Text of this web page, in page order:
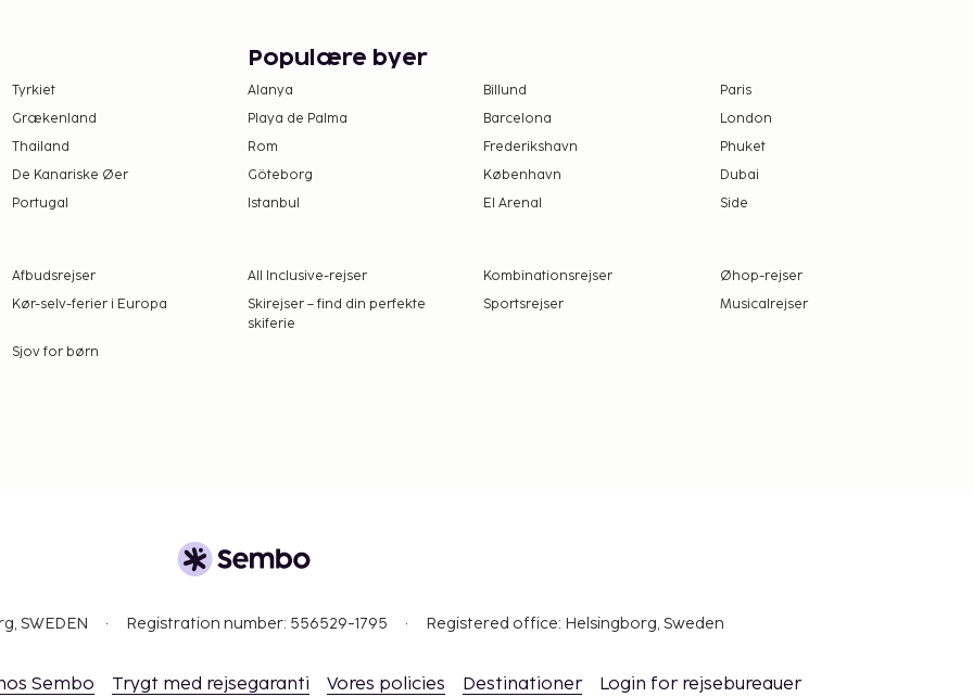
som varer 24
som regel i marts
dag. Ngurah Rai
for voksne og 150000
Reservationer kan
via
Tyrkiet
Grækenland
Thailand
De Kanariske Øer
Portugal
Populære byer
Alanya Billund
Paris
Playa de Palma
Barcelona
London
Rom
Frederikshavn
Phuket
Göteborg
København
Dubai
Istanbul
El Arenal Side
Afbudsrejser All Inclusive-rejser Kombinationsrejser
Øhop-rejser
Kør-selv-ferier i Europa
Skirejser – find din perfekte
skiferie
Sportsrejser Musicalrejser
Sjov for børn
SWEDEN Registration number: 556529-1795 Registered office: Helsingborg, Sweden
Sembo Trygt med rejsegaranti Vores policies Destinationer Login for rejsebureauer